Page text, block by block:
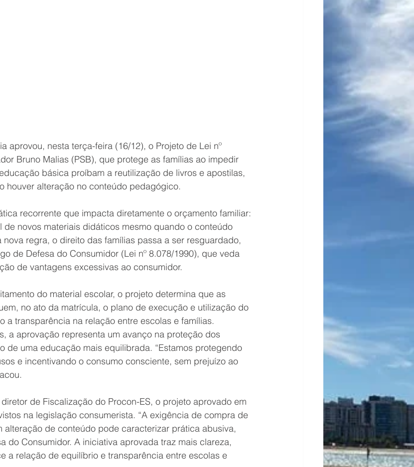
aprovou, nesta terça-feira (16/12), o Projeto de Lei nº
Bruno Malias (PSB), que protege as famílias ao impedir
básica proíbam a reutilização de livros e apostilas,
houver alteração no conteúdo pedagógico.
recorrente que impacta diretamente o orçamento familiar:
novos materiais didáticos mesmo quando o conteúdo
regra, o direito das famílias passa a ser resguardado,
de Defesa do Consumidor (Lei nº 8.078/1990), que veda
de vantagens excessivas ao consumidor.
do material escolar, o projeto determina que as
no ato da matrícula, o plano de execução e utilização do
a transparência na relação entre escolas e famílias.
a aprovação representa um avanço na proteção dos
de uma educação mais equilibrada. “Estamos protegendo
e incentivando o consumo consciente, sem prejuízo ao
de Fiscalização do Procon-ES, o projeto aprovado em
na legislação consumerista. “A exigência de compra de
alteração de conteúdo pode caracterizar prática abusiva,
do Consumidor. A iniciativa aprovada traz mais clareza,
a relação de equilíbrio e transparência entre escolas e